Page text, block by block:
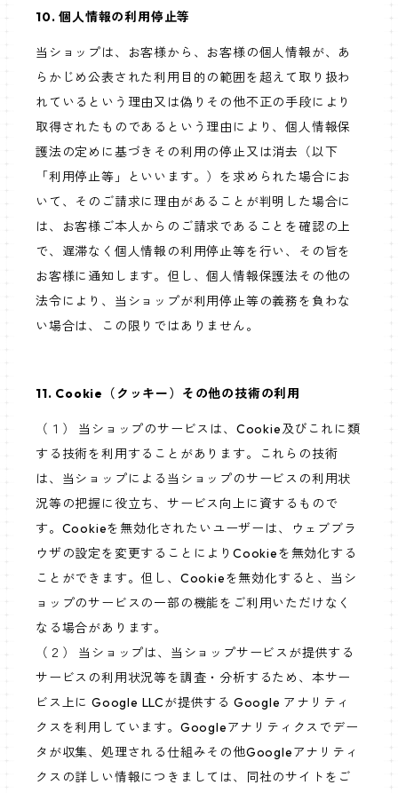
10. 個人情報の利用停止等
当ショップは、お客様から、お客様の個人情報が、あ
らかじめ公表された利用目的の範囲を超えて取り扱わ
れているという理由又は偽りその他不正の手段により
取得されたものであるという理由により、個人情報保
護法の定めに基づきその利用の停止又は消去（以下
「利用停止等」といいます。）を求められた場合にお
いて、そのご請求に理由があることが判明した場合に
は、お客様ご本人からのご請求であることを確認の上
で、遅滞なく個人情報の利用停止等を行い、その旨を
お客様に通知します。但し、個人情報保護法その他の
法令により、当ショップが利用停止等の義務を負わな
い場合は、この限りではありません。
11. Cookie（クッキー）その他の技術の利用
（１） 当ショップのサービスは、Cookie及びこれに類
する技術を利用することがあります。これらの技術
は、当ショップによる当ショップのサービスの利用状
況等の把握に役立ち、サービス向上に資するもので
す。Cookieを無効化されたいユーザーは、ウェブブラ
ウザの設定を変更することによりCookieを無効化する
ことができます。但し、Cookieを無効化すると、当シ
ョップのサービスの一部の機能をご利用いただけなく
なる場合があります。
（２） 当ショップは、当ショップサービスが提供する
サービスの利用状況等を調査・分析するため、本サー
ビス上に Google LLCが提供する Google アナリティ
クスを利用しています。Googleアナリティクスでデー
タが収集、処理される仕組みその他Googleアナリティ
クスの詳しい情報につきましては、同社のサイトをご